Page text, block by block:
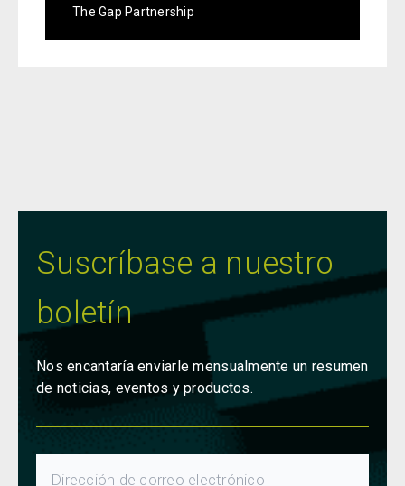
The Gap Partnership
Suscríbase a nuestro
boletín
Nos encantaría enviarle mensualmente un resumen
de noticias, eventos y productos.